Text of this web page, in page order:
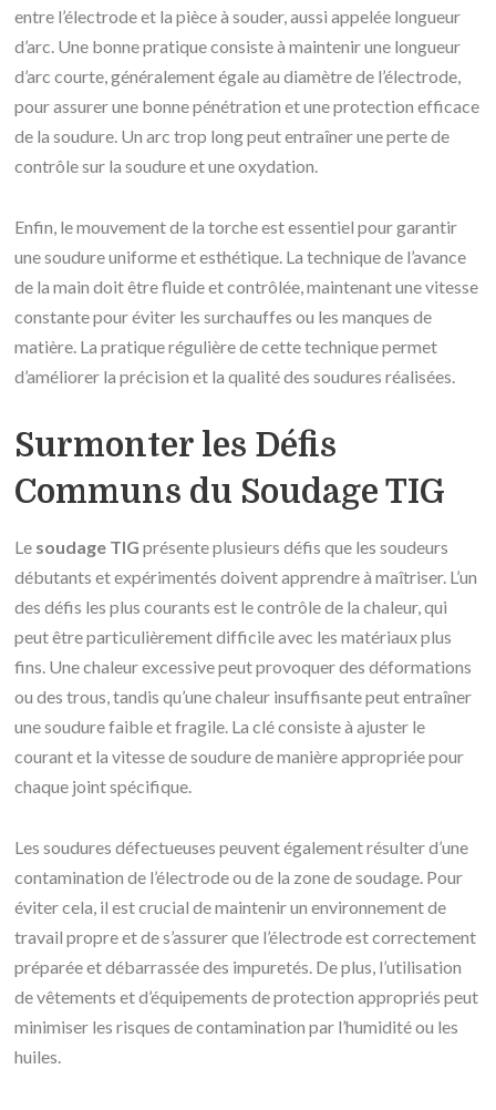
entre l’électrode et la pièce à souder, aussi appelée longueur
d’arc. Une bonne pratique consiste à maintenir une longueur
d’arc courte, généralement égale au diamètre de l’électrode,
pour assurer une bonne pénétration et une protection efficace
de la soudure. Un arc trop long peut entraîner une perte de
contrôle sur la soudure et une oxydation.
Enfin, le mouvement de la torche est essentiel pour garantir
une soudure uniforme et esthétique. La technique de l’avance
de la main doit être fluide et contrôlée, maintenant une vitesse
constante pour éviter les surchauffes ou les manques de
matière. La pratique régulière de cette technique permet
d’améliorer la précision et la qualité des soudures réalisées.
Surmonter les Défis
Communs du Soudage TIG
Le soudage TIG présente plusieurs défis que les soudeurs
débutants et expérimentés doivent apprendre à maîtriser. L’un
des défis les plus courants est le contrôle de la chaleur, qui
peut être particulièrement difficile avec les matériaux plus
fins. Une chaleur excessive peut provoquer des déformations
ou des trous, tandis qu’une chaleur insuffisante peut entraîner
une soudure faible et fragile. La clé consiste à ajuster le
courant et la vitesse de soudure de manière appropriée pour
chaque joint spécifique.
Les soudures défectueuses peuvent également résulter d’une
contamination de l’électrode ou de la zone de soudage. Pour
éviter cela, il est crucial de maintenir un environnement de
travail propre et de s’assurer que l’électrode est correctement
préparée et débarrassée des impuretés. De plus, l’utilisation
de vêtements et d’équipements de protection appropriés peut
minimiser les risques de contamination par l’humidité ou les
huiles.